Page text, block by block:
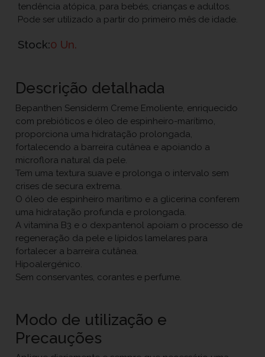
tendência atópica, para bebés, crianças e adultos.
Pode ser utilizado a partir do primeiro mês de idade.
Stock:0 Un.
Descrição detalhada
Bepanthen Sensiderm Creme Emoliente, enriquecido
com prebióticos e óleo de espinheiro-marítimo,
proporciona uma hidratação prolongada,
fortalecendo a barreira cutânea e apoiando a
microflora natural da pele.
Tem uma textura suave e prolonga o intervalo sem
crises de secura extrema.
O óleo de espinheiro marítimo e a glicerina conferem
uma hidratação profunda e prolongada.
A vitamina B3 e o dexpantenol apoiam o processo de
regeneração da pele e lípidos lamelares para
fortalecer a barreira cutânea.
Hipoalergénico.
Sem conservantes, corantes e perfume.
Modo de utilização e
Precauções